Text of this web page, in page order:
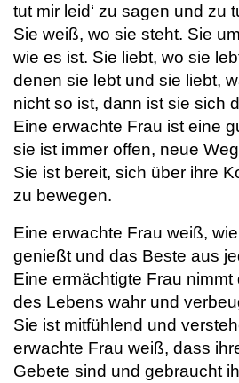
tut mir leid‘ zu sagen und zu
Sie weiß, wo sie steht. Sie
wie es ist. Sie liebt, wo sie
denen sie lebt und sie liebt,
nicht so ist, dann ist sie sich
Eine erwachte Frau ist eine
sie ist immer offen, neue
Sie ist bereit, sich über ihre
zu bewegen.
Eine erwachte Frau weiß,
genießt und das Beste aus
Eine ermächtigte Frau
des Lebens wahr und
Sie ist mitfühlend und
erwachte Frau weiß, dass
Gebete sind und gebraucht